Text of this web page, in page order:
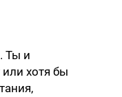
Ты и
хотя бы